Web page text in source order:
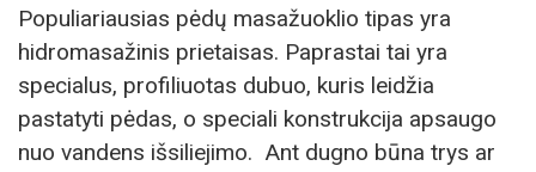
Populiariausias pėdų masažuoklio tipas yra
hidromasažinis prietaisas. Paprastai tai yra
specialus, profiliuotas dubuo, kuris leidžia
pastatyti pėdas, o speciali konstrukcija apsaugo
nuo vandens išsiliejimo. Ant dugno būna trys ar